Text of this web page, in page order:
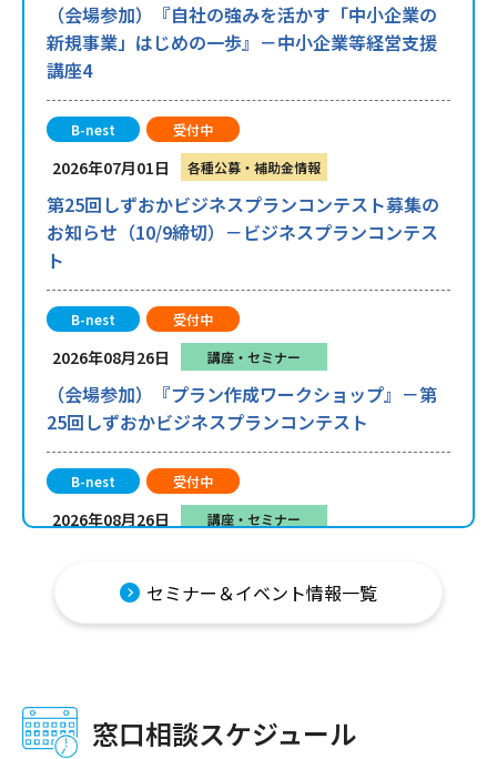
（会場参加）『自社の強みを活かす「中小企業の
新規事業」はじめの一歩』－中小企業等経営支援
講座4
B-nest 受付中
2026年07月01日 各種公募・補助金情報
第25回しずおかビジネスプランコンテスト募集の
お知らせ（10/9締切）－ビジネスプランコンテス
ト
B-nest 受付中
2026年08月26日 講座・セミナー
（会場参加）『プラン作成ワークショップ』－第
25回しずおかビジネスプランコンテスト
B-nest 受付中
2026年08月26日 講座・セミナー
者・事業者のためのオンラインミニ勉強会『B-
nest窓口相談紹介シリーズ[1] B-nest IT相談員を
2026年08月19日 講座・セミナー
セミナー＆イベント情報一覧
窓口相談スケジュール